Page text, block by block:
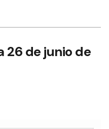
26 de junio de